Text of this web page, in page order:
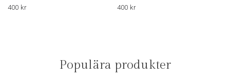
400 kr 400 kr
Populära produkter